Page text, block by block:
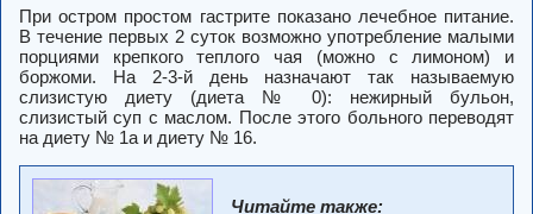
При остром простом гастрите показано лечебное питание.
В течение первых 2 суток возможно употребление малыми
порциями крепкого теплого чая (можно с лимоном) и
боржоми. На 2-3-й день назначают так называемую
слизистую диету (диета № 0): нежирный бульон,
слизистый суп с маслом. После этого больного переводят
на диету № 1а и диету № 16.
Читайте также: